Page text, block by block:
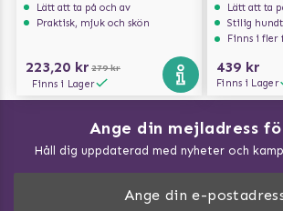
Lätt att ta på och av
Praktisk, mjuk och skön
223,20 kr 279 kr
Finns i Lager
Lätt att ta
Stilig
Finns i fler
439 kr
Finns i Lager
Ange din mejladress
Håll dig uppdaterad med nyheter och
Vad kan hundar äta?